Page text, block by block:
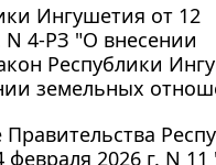
Ингушетия от 12
N 4-РЗ "О внесении
Республики
земельных
2026 г. N